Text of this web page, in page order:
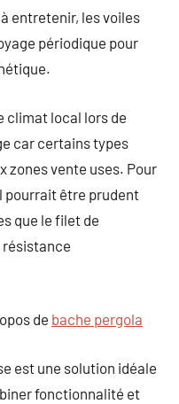
entretenir, les voiles
périodique pour
climat local lors de
car certains types
zones vente uses. Pour
pourrait être prudent
que le filet de
de bache pergola
est une solution idéale
fonctionnalité et